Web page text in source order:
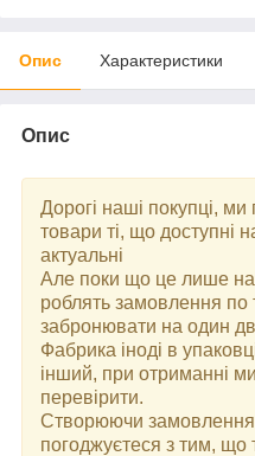
Опис Характеристики
Опис
Дорогі наші покупці,
товари ті, що доступні
актуальні
Але поки що це лише
роблять замовлення по
забронювати на один
Фабрика іноді в
інший, при отриманні
перевірити.
Створюючи
погоджуєтеся з тим,